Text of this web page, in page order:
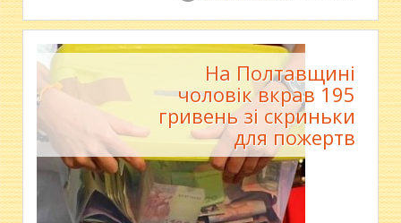
На Полтавщині
чоловік вкрав 195
гривень зі скриньки
для пожертв